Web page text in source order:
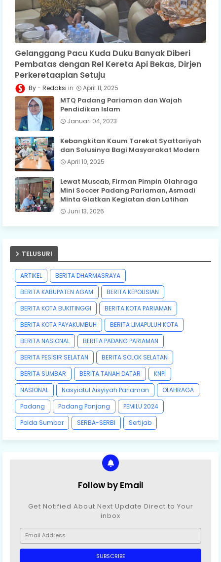
Gelanggang Pacu Kuda Duku Banyak Diberi
Pembatas dengan Rel Kereta Api Bekas, Dirjen
Perkeretaapian Setuju
Redaksi April 11, 2025
MTQ Padang Pariaman dan Wajah
Pendidikan Islam
Januari 04, 2023
Kebangkitan Kaum Tarekat Syattariyah
dan Solusinya Bagi Masyarakat Modern
April 10, 2025
Lewat Muscab, Firman Pimpin Olahraga
Mini Soccer Padang Pariaman, Asmadi
Minta Giatkan Kegiatan dan Latihan
Juni 13, 2026
TELUSURI
ARTIKEL
BERITA DHARMASRAYA
BERITA KABUPATEN AGAM
BERITA KEPOLISIAN
BERITA KOTA BUKITINGGI
BERITA KOTA PARIAMAN
BERITA KOTA PAYAKUMBUH
BERITA LIMAPULUH KOTA
BERITA NASIONAL
BERITA PADANG PARIAMAN
BERITA PESISIR SELATAN
BERITA SOLOK SELATAN
BERITA SUMBAR
BERITA TANAH DATAR
KNPI
NASIONAL
Nasyiatul Aisyiyah Pariaman
OLAHRAGA
Padang
Padang Panjang
PEMILU 2024
Polda Sumbar
SERBA-SERBI Sertijab
Follow by Email
Get Notified About Next Update Direct to Your
inbox